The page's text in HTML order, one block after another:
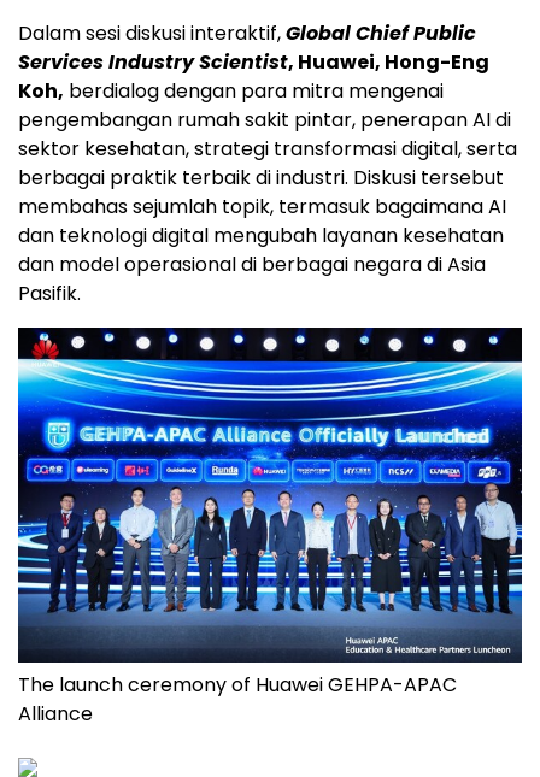
Dalam sesi diskusi interaktif,Global Chief Public
Services Industry Scientist, Huawei, Hong-Eng
Koh, berdialog dengan para mitra mengenai
pengembangan rumah sakit pintar, penerapan AI di
sektor kesehatan, strategi transformasi digital, serta
berbagai praktik terbaik di industri. Diskusi tersebut
membahas sejumlah topik, termasuk bagaimana AI
dan teknologi digital mengubah layanan kesehatan
dan model operasional di berbagai negara di Asia
Pasifik.
The launch ceremony of Huawei GEHPA-APAC
Alliance